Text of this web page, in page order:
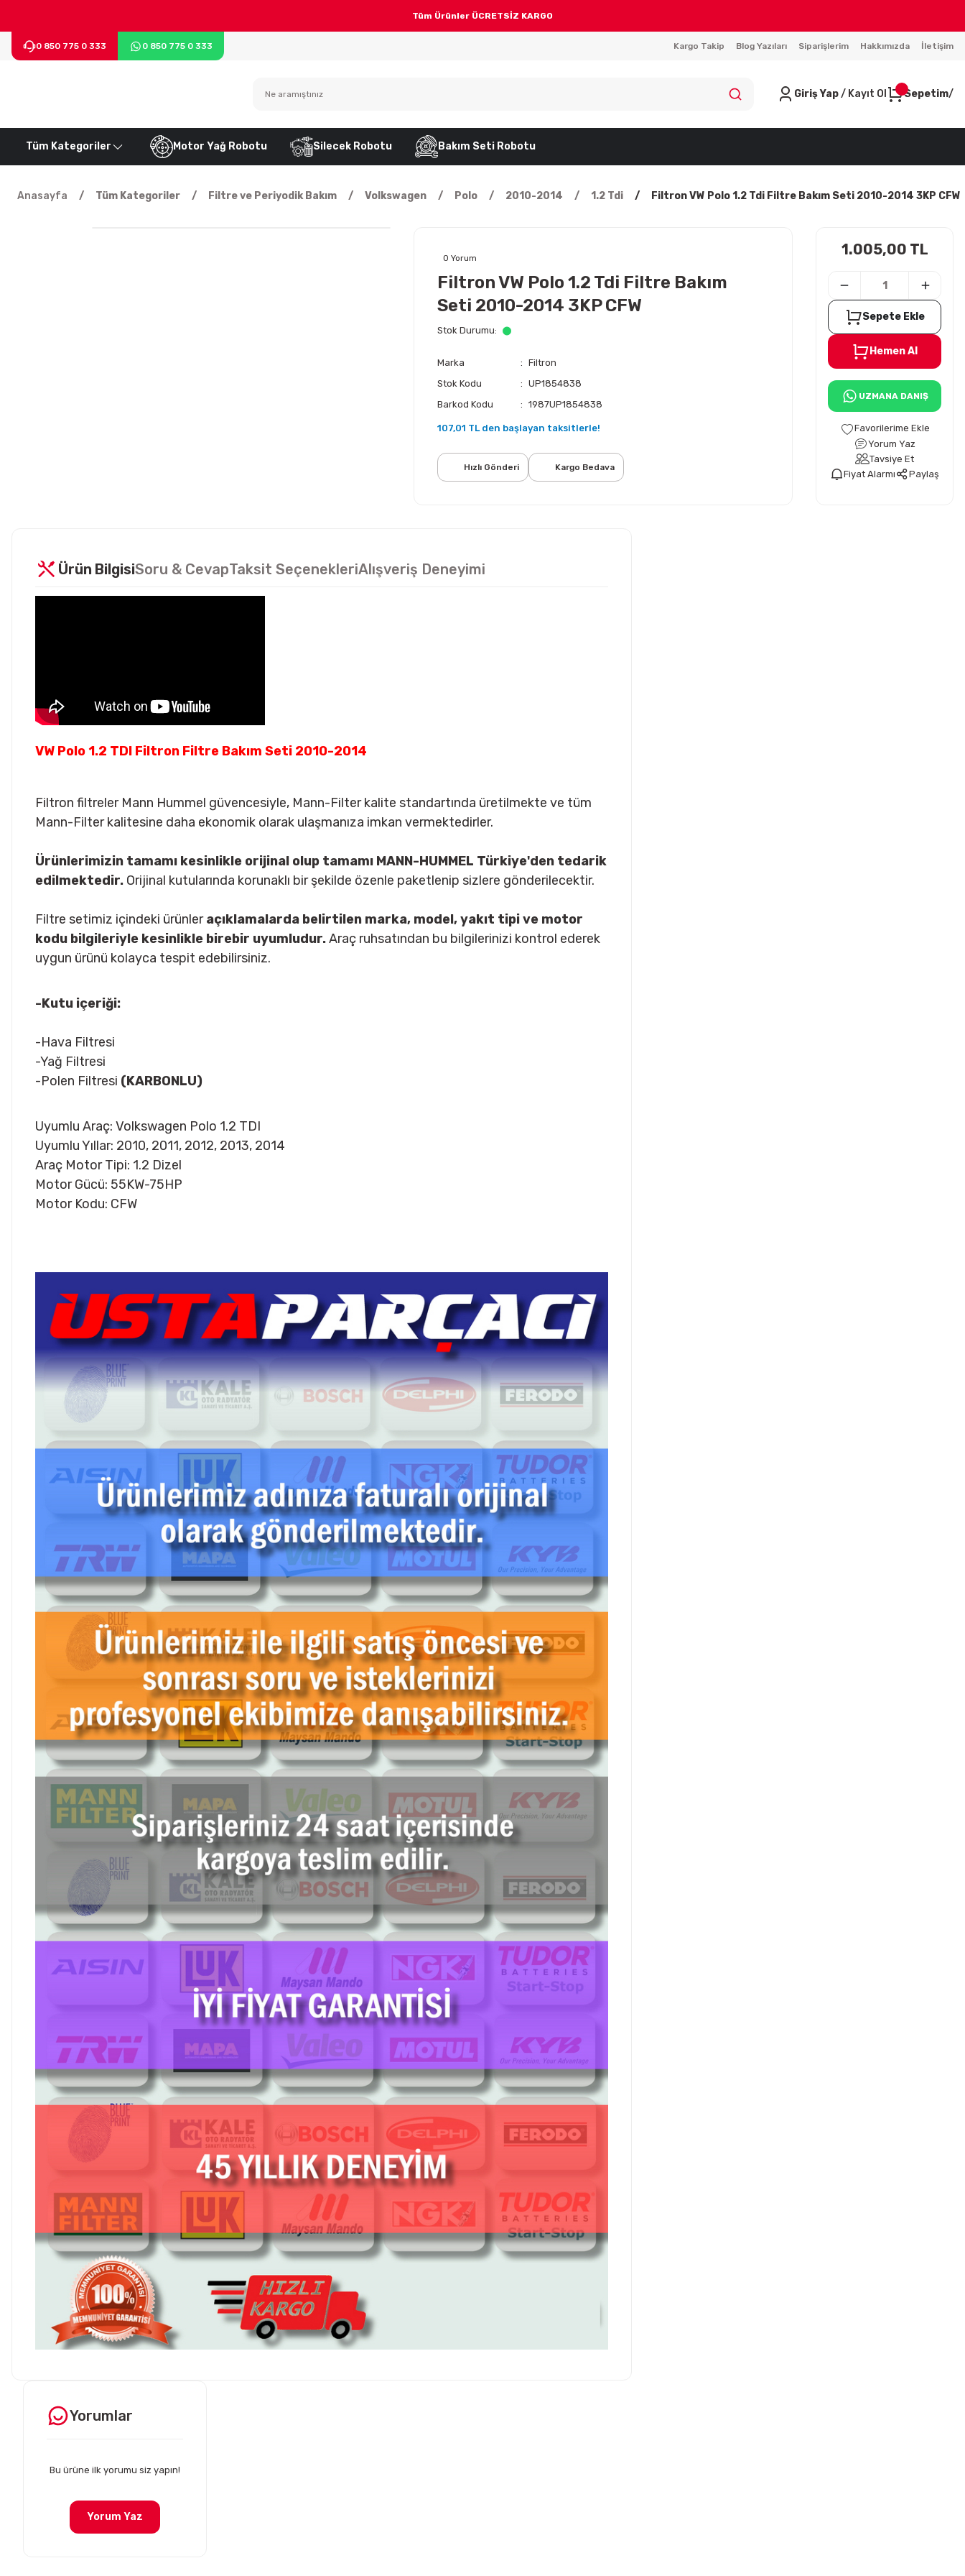
Tüm Ürünler ÜCRETSİZ KARGO
0 850 775 0 333 0 850 775 0 333 Kargo Takip Blog Yazıları Siparişlerim Hakkımızda İletişim
Giriş Yap/ Kayıt Ol Sepetim
Tüm Kategoriler Motor Yağ Robotu Silecek Robotu Bakım Seti Robotu
Anasayfa Tüm Kategoriler Filtre ve Periyodik Bakım Volkswagen Polo 2010-2014 1.2 Tdi Filtron VW Polo 1.2 Tdi Filtre Bakım Seti 2010-2014 3KP CFW
0 Yorum
Filtron VW Polo 1.2 Tdi Filtre Bakım
Seti 2010-2014 3KP CFW
Stok Durumu
Marka
Filtron
Stok Kodu
UP1854838
Barkod Kodu
1987UP1854838
107,01 TL den başlayan taksitlerle!
Hızlı Gönderi Kargo Bedava
1.005,00 TL
Sepete Ekle
Hemen Al
UZMANA DANIŞ
Yorum Yaz
Tavsiye Et
Fiyat Alarmı
Paylaş
Ürün BilgisiSoru & CevapTaksit SeçenekleriAlışveriş Deneyimi
VW Polo 1.2 TDI Filtron Filtre Bakım Seti 2010-2014
Filtron filtreler Mann Hummel güvencesiyle, Mann-Filter kalite standartında üretilmekte ve tüm
Mann-Filter kalitesine daha ekonomik olarak ulaşmanıza imkan vermektedirler.
Ürünlerimizin tamamı kesinlikle orijinal olup tamamı MANN-HUMMEL Türkiye'den tedarik
edilmektedir. Orijinal kutularında korunaklı bir şekilde özenle paketlenip sizlere gönderilecektir.
Filtre setimiz içindeki ürünleraçıklamalarda belirtilen marka, model, yakıt tipi ve motor
kodu bilgileriyle kesinlikle birebir uyumludur.Araç ruhsatından bu bilgilerinizi kontrol ederek
uygun ürünü kolayca tespit edebilirsiniz.
-Kutu içeriği:
-Hava Filtresi
-Yağ Filtresi
-Polen Filtresi (KARBONLU)
Uyumlu Araç: Volkswagen Polo 1.2 TDI
Uyumlu Yıllar: 2010, 2011, 2012, 2013, 2014
Araç Motor Tipi: 1.2 Dizel
Motor Gücü: 55KW-75HP
Motor Kodu: CFW
O... E... | 05/08/2026
Siteden yaklaşık 3 yıldır alışveriş yapıyorum bir sıkıntı yaşamadım
tavsiye ederim
Yorumlar
Bu ürüne ilk yorumu siz yapın!
Yorum Yaz